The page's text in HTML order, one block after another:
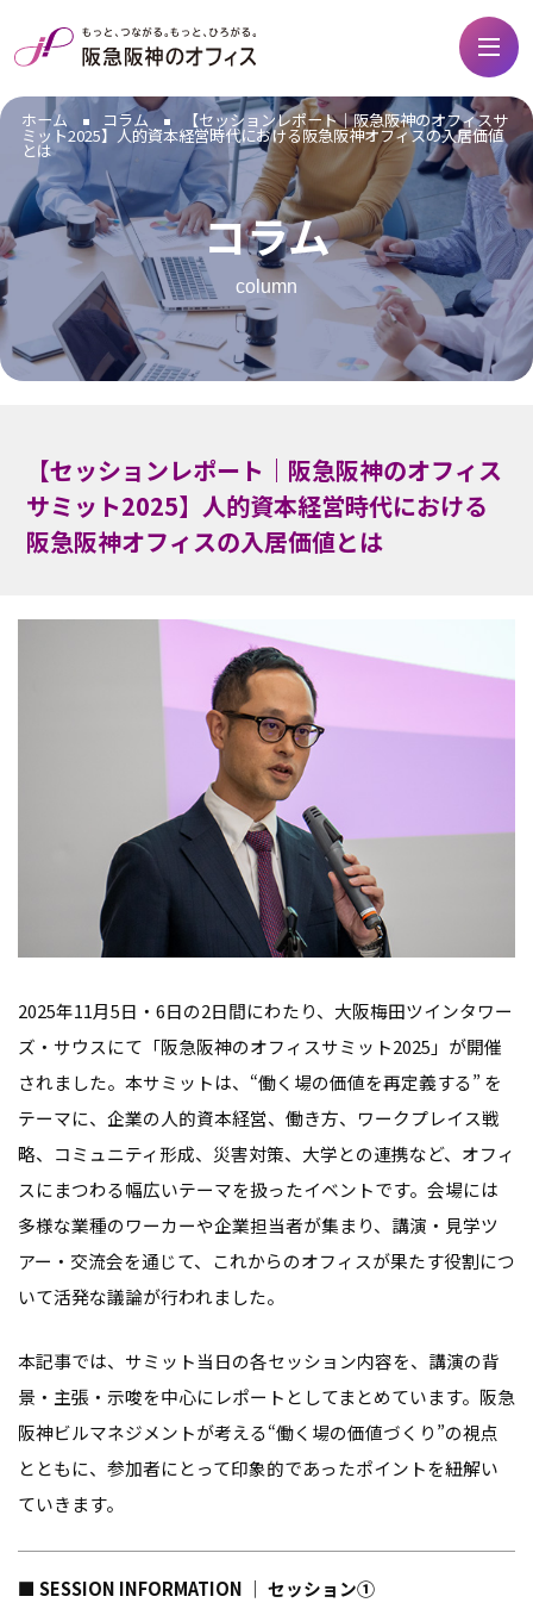
ホーム コラム 【セッションレポート｜阪急阪神のオフィスサ
ミット2025】人的資本経営時代における阪急阪神オフィスの入居価値
とは
コラム
column
【セッションレポート｜阪急阪神のオフィス
サミット2025】人的資本経営時代における
阪急阪神オフィスの入居価値とは
2025年11月5日・6日の2日間にわたり、大阪梅田ツインタワー
ズ・サウスにて「阪急阪神のオフィスサミット2025」が開催
されました。本サミットは、“働く場の価値を再定義する” を
テーマに、企業の人的資本経営、働き方、ワークプレイス戦
略、コミュニティ形成、災害対策、大学との連携など、オフィ
スにまつわる幅広いテーマを扱ったイベントです。会場には
多様な業種のワーカーや企業担当者が集まり、講演・見学ツ
アー・交流会を通じて、これからのオフィスが果たす役割につ
いて活発な議論が行われました。
本記事では、サミット当日の各セッション内容を、講演の背
景・主張・示唆を中心にレポートとしてまとめています。阪急
阪神ビルマネジメントが考える“働く場の価値づくり”の視点
とともに、参加者にとって印象的であったポイントを紐解い
ていきます。
■ SESSION INFORMATION ｜ セッション①